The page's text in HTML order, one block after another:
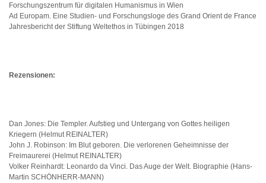
Forschungszentrum für digitalen Humanismus in Wien
Ad Europam. Eine Studien- und Forschungsloge des Grand Orient de France
Jahresbericht der Stiftung Weltethos in Tübingen 2018
Rezensionen:
Dan Jones: Die Templer. Aufstieg und Untergang von Gottes heiligen
Kriegern (Helmut REINALTER)
John J. Robinson: Im Blut geboren. Die verlorenen Geheimnisse der
Freimaurerei (Helmut REINALTER)
Volker Reinhardt: Leonardo da Vinci. Das Auge der Welt. Biographie (Hans-
Martin SCHÖNHERR-MANN)